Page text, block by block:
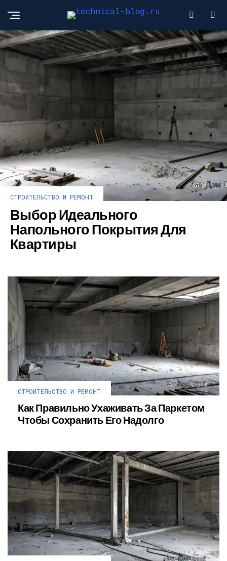
СТРОИТЕЛЬСТВО И РЕМОНТ
Выбор Идеального
Напольного Покрытия Для
Квартиры
СТРОИТЕЛЬСТВО И РЕМОНТ
Как Правильно Ухаживать За Паркетом
Чтобы Сохранить Его Надолго